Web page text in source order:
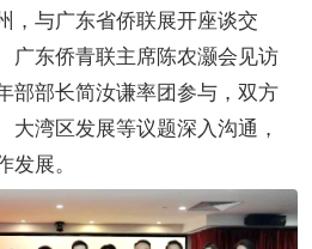
，与广东省侨联展开座谈交
广东侨青联主席陈农灏会见访
部部长简汝谦率团参与，双方
大湾区发展等议题深入沟通，
展。